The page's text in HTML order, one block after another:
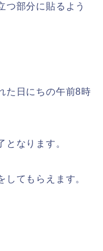
部分に貼るよう
た日にちの午前8時
となります。
てもらえます。